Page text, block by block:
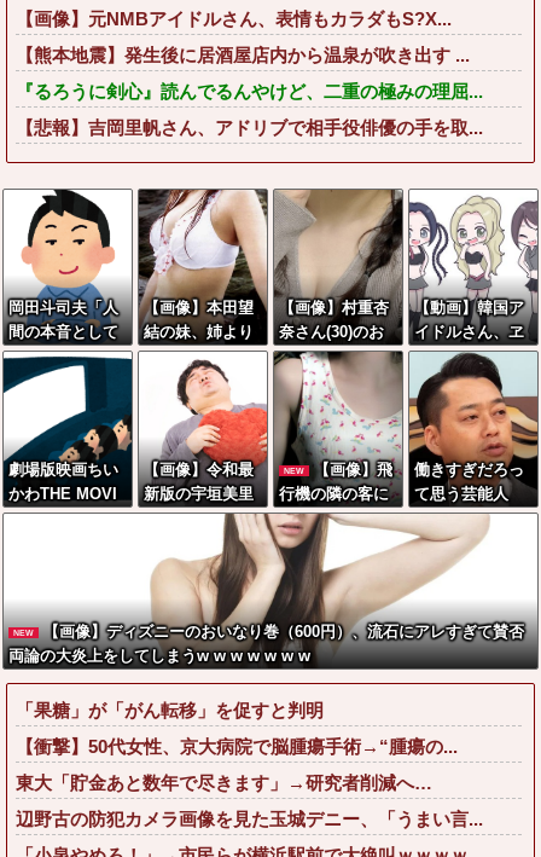
【画像】元NMBアイドルさん、表情もカラダもS?X...
【熊本地震】発生後に居酒屋店内から温泉が吹き出す ...
『るろうに剣心』読んでるんやけど、二重の極みの理屈...
【悲報】吉岡里帆さん、アドリブで相手役俳優の手を取...
岡田斗司夫「人
間の本音として
ブサイクを見た
ら不愉快にな
る。この責任を
どうとるんだ」
【画像】本田望
結の妹、姉より
暴力的なお乳を
してしまうwww
www
【画像】村重杏
奈さん(30)のお
乳房がコチラww
wwwwwwwww
w
【動画】韓国ア
イドルさん、ヱ
チヱチ限界点を
超えてしまう
劇場版映画ちい
かわTHE MOVI
E、明日興行収
ｗ
【画像】令和最
新版の宇垣美里
さん←こう言う
のでいいんだよ
が目一杯詰まっ
てると話題にw
w w w w w w w
w
NEW
【画像】飛
行機の隣の客に
手コキされたイ
ケメンwwwww
www
働きすぎだろっ
て思う芸能人
NEW
【画像】ディズニーのおいなり巻（600円）、流石にアレすぎて賛否
両論の大炎上をしてしまうw w w w w w w
「果糖」が「がん転移」を促すと判明
【衝撃】50代女性、京大病院で脳腫瘍手術→“腫瘍の...
東大「貯金あと数年で尽きます」→研究者削減へ…
辺野古の防犯カメラ画像を見た玉城デニー、「うまい言...